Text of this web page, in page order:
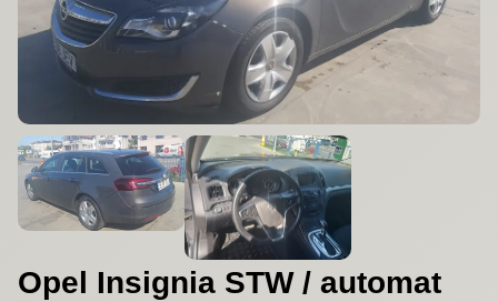
Opel Insignia STW / automat